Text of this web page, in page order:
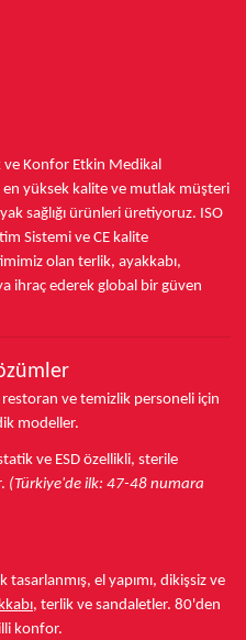
ve Konfor Etkin Medikal
en yüksek kalite ve mutlak müşteri
sağlığı ürünleri üretiyoruz. ISO
Sistemi ve CE kalite
olan terlik, ayakkabı,
ihraç ederek global bir güven
ve temizlik personeli için
modeller.
ve ESD özellikli, sterile
(Türkiye'de ilk: 47-48 numara
tasarlanmış, el yapımı, dikişsiz ve
, terlik ve sandaletler. 80'den
konfor.